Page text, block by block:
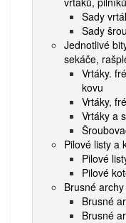
Sady
Sady
Jednotlivé
sekáče,
Vrtáky.
kovu
Vrtáky,
Vrtáky a
Pilové listy a
Pilové
Pilové
Brusné
Brusné
Brusné